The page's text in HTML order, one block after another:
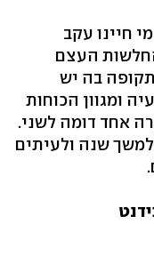
חיינו עקב
העצם
בה יש
ומגוון הכוחות
אחד דומה לשני.
שנה ולעיתים